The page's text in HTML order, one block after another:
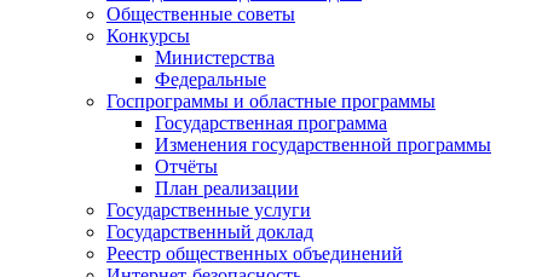
Общественные советы
Конкурсы
Министерства
Федеральные
Госпрограммы и областные программы
Государственная программа
Изменения государственной программы
Отчёты
План реализации
Государственные услуги
Государственный доклад
Реестр общественных объединений